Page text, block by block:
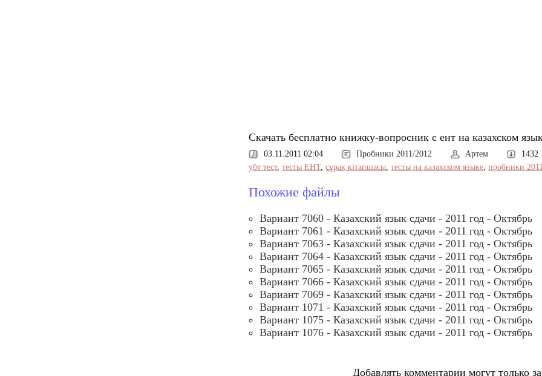
Скачать бесплатно книжку-вопросник с ент на казахском
03.11.2011 02:04 Пробники 2011/2012 Артем 1432
убт тест,тесты ЕНТ,сұрақ кітапшасы,тесты на казахском языке,пробники 2011
Похожие файлы
Вариант 7060 - Казахский язык сдачи - 2011 год - Октябрь
Вариант 7061 - Казахский язык сдачи - 2011 год - Октябрь
Вариант 7063 - Казахский язык сдачи - 2011 год - Октябрь
Вариант 7064 - Казахский язык сдачи - 2011 год - Октябрь
Вариант 7065 - Казахский язык сдачи - 2011 год - Октябрь
Вариант 7066 - Казахский язык сдачи - 2011 год - Октябрь
Вариант 7069 - Казахский язык сдачи - 2011 год - Октябрь
Вариант 1071 - Казахский язык сдачи - 2011 год - Октябрь
Вариант 1075 - Казахский язык сдачи - 2011 год - Октябрь
Вариант 1076 - Казахский язык сдачи - 2011 год - Октябрь
Добавлять комментарии могут только